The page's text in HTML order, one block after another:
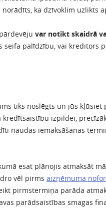
ka dzīvoklim uzlikts
var notikt skaidrā
seifa palīdzību, vai kreditors
tiks noslēgts un jūs
kredītsaistību izpildei,
naudas iemaksāšanas
esat plānojis atmaksāt
vēl pirms aizņēmuma
pirmstermiņa parāda
parādsaistības smagas